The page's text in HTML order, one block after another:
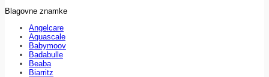
Blagovne znamke
Angelcare
Aquascale
Babymoov
Badabulle
Beaba
Biarritz